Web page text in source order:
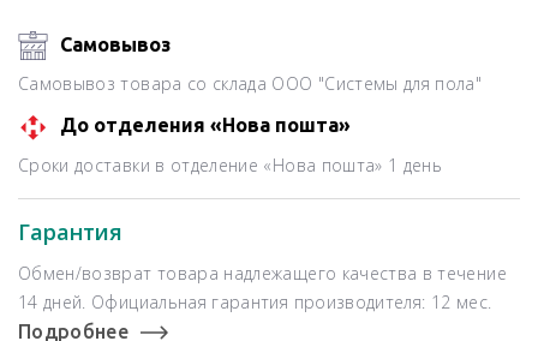
Самовывоз
Самовывоз товара со склада ООО "Системы для пола"
До отделения «Нова пошта»
Сроки доставки в отделение «Нова пошта» 1 день
Гарантия
Обмен/возврат товара надлежащего качества в течение
14 дней. Официальная гарантия производителя: 12 мес.
Подробнее